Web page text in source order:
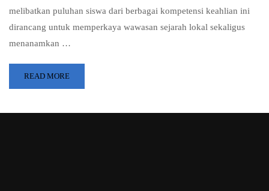
melibatkan puluhan siswa dari berbagai kompetensi keahlian ini
dirancang untuk memperkaya wawasan sejarah lokal sekaligus
menanamkan …
READ MORE